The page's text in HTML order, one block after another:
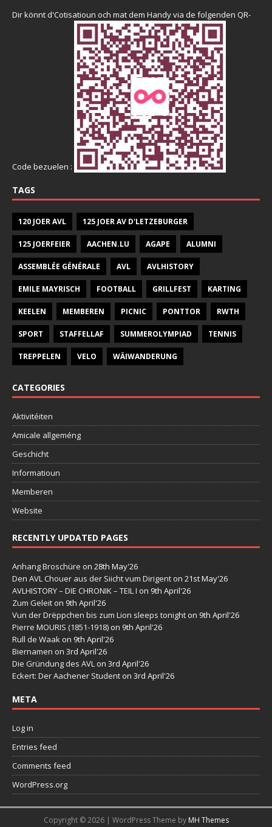
Dir könnt d'Cotisatioun och mat dem Handy via de folgenden QR-
Code bezuelen :
TAGS
120 JOER AVL 125 JOER AV D'LETZEBURGER
125 JOERFEIER AACHEN.LU AGAPE ALUMNI
ASSEMBLÉE GÉNÉRALE AVL AVLHISTORY
EMILE MAYRISCH FOOTBALL GRILLFEST KARTING
KEELEN MEMBEREN PICNIC PONTTOR RWTH
SPORT STAFFELLAF SUMMEROLYMPIAD TENNIS
TREPPELEN VELO WÄIWANDERUNG
CATEGORIES
Aktivitéiten
Amicale allgeméng
Geschicht
Informatioun
Memberen
Website
RECENTLY UPDATED PAGES
Anhang Broschüre on 28th May'26
Den AVL Chouer aus der Siicht vum Dirigent on 21st May'26
AVLHISTORY – DIE CHRONIK – TEIL I on 9th April'26
Zum Geleit on 9th April'26
Vun der Drëppchen bis zum Lion sleeps tonight on 9th April'26
Pierre MOURIS (1851-1918) on 9th April'26
Rull de Waak on 9th April'26
Biernamen on 3rd April'26
Die Gründung des AVL on 3rd April'26
Eckert: Der Aachener Student on 3rd April'26
META
Log in
Entries feed
Comments feed
WordPress.org
Copyright © 2026 | WordPress Theme by MH Themes